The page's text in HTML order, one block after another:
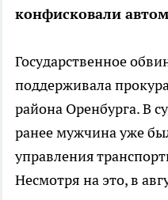
конфисковали
Государственное
поддерживала
района Оренбурга. В
ранее мужчина уже
управления
Несмотря на это, в